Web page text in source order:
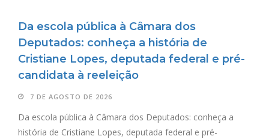
Da escola pública à Câmara dos
Deputados: conheça a história de
Cristiane Lopes, deputada federal e pré-
candidata à reeleição
7 DE AGOSTO DE 2026
Da escola pública à Câmara dos Deputados: conheça a
história de Cristiane Lopes, deputada federal e pré-